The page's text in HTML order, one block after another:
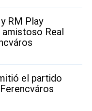
RM Play
Real
el partido